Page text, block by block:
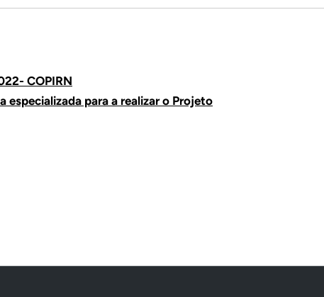
COPIRN
para a realizar o Projeto